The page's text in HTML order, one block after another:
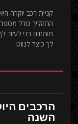
קניית רכב יוקרה
התהליך כולל
מומחים כדי
לך כיצד לנווט
הרכבים
השנה